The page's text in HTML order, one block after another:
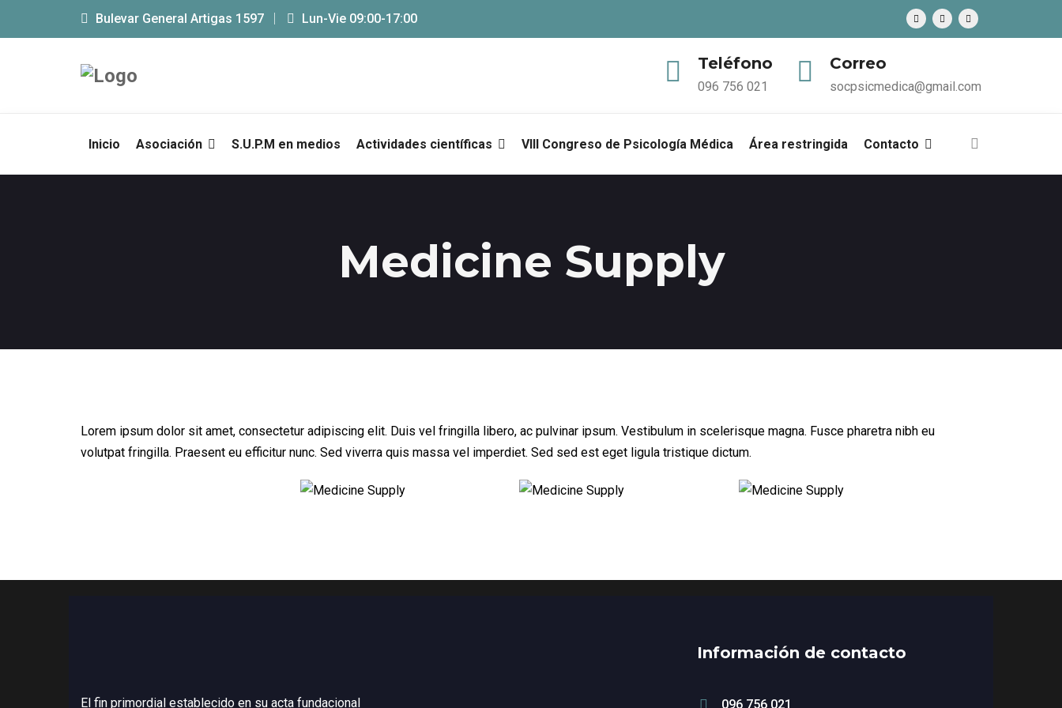
Bulevar General Artigas 1597 Lun-Vie 09:00-17:00
Teléfono
096 756 021
Correo
socpsicmedica@gmail.com
Inicio Asociación S.U.P.M en medios Actividades científicas VIII Congreso de Psicología Médica Área restringida Contacto
Medicine Supply
Lorem ipsum dolor sit amet, consectetur adipiscing elit. Duis vel fringilla libero, ac pulvinar ipsum. Vestibulum in scelerisque magna. Fusce pharetra nibh eu
volutpat fringilla. Praesent eu efficitur nunc. Sed viverra quis massa vel imperdiet. Sed sed est eget ligula tristique dictum.
El fin primordial establecido en su acta fundacional
Información de contacto
096 756 021